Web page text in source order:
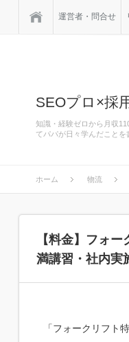
運営者・問合せ
SEOプロ×採
知識・経験ゼロから月収
てパパが日々学んだことを
ホーム 物流
【料金】フォ
満講習・社内実
「フォークリフ